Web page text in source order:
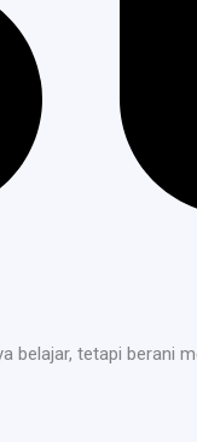
belajar, tetapi berani